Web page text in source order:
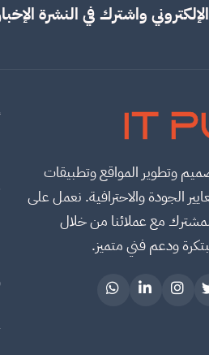
واشترك في النشرة
IT
وتطوير المواقع وتطبيقات
الجودة والاحترافية. نعمل على
مع عملائنا من خلال
ودعم فني متميز.